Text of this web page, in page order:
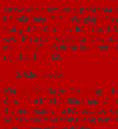
Nước sơn được xử lý photphat
bề mặt thép. Điều này giúp bảo
trạng thái tốt nhất. Tránh sự
cao. Màu sơn được xử lý tại
màu sắc vân gỗ được lựa chọn
nội thất thiết kế.
Khung cửa
Khung cửa được làm bằng
được làm từ chất liệu thép cán
1,5 mm giúp chịu lực tốt. Có
và hạn chế tình trạng lỏng bản